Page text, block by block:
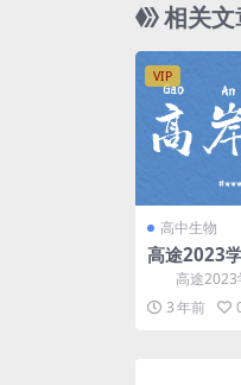
相关文
VIP
高中生物
高途2023
瑞莹秋季班
高途2023
莹秋季班，百
物课程3.75G
3 年前